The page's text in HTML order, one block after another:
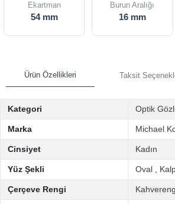
Ekartman
54 mm
Burun Aralığı
16 mm
Ürün Özellikleri Taksit
Kategori Optik
Marka Michael
Cinsiyet Kadın
Yüz Şekli Oval
Çerçeve Rengi